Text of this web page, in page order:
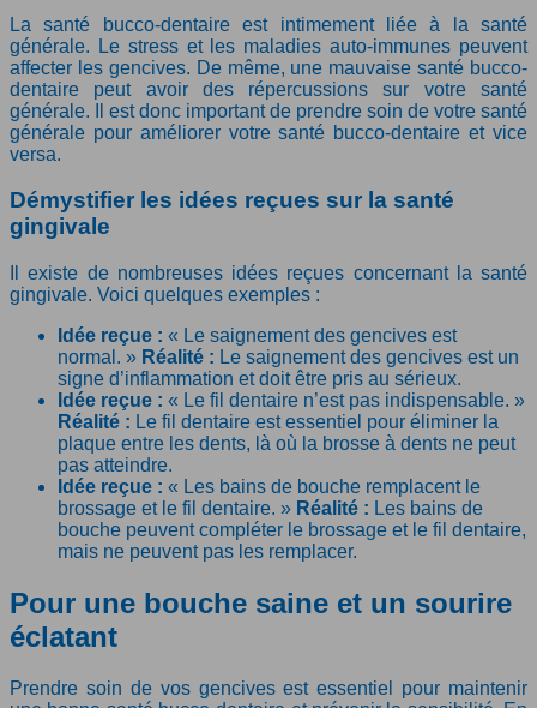
La santé bucco-dentaire est intimement liée à la santé
générale. Le stress et les maladies auto-immunes peuvent
affecter les gencives. De même, une mauvaise santé bucco-
dentaire peut avoir des répercussions sur votre santé
générale. Il est donc important de prendre soin de votre santé
générale pour améliorer votre santé bucco-dentaire et vice
versa.
Démystifier les idées reçues sur la santé
gingivale
Il existe de nombreuses idées reçues concernant la santé
gingivale. Voici quelques exemples :
Idée reçue : « Le saignement des gencives est
normal. » Réalité : Le saignement des gencives est un
signe d’inflammation et doit être pris au sérieux.
Idée reçue : « Le fil dentaire n’est pas indispensable. »
Réalité : Le fil dentaire est essentiel pour éliminer la
plaque entre les dents, là où la brosse à dents ne peut
pas atteindre.
Idée reçue : « Les bains de bouche remplacent le
brossage et le fil dentaire. » Réalité : Les bains de
bouche peuvent compléter le brossage et le fil dentaire,
mais ne peuvent pas les remplacer.
Pour une bouche saine et un sourire
éclatant
Prendre soin de vos gencives est essentiel pour maintenir